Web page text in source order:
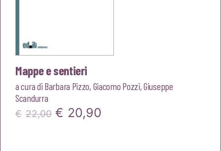
Mappe e sentieri
a cura di Barbara Pizzo, Giacomo Pozzi,Giuseppe
Scandurra
€ 22,00 Il
€ 20,90